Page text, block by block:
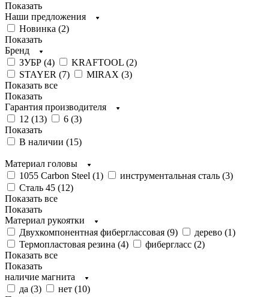
Показать
Наши предложения
Новинка (2)
Показать
Бренд
ЗУБР (4) KRAFTOOL (2)
STAYER (7) MIRAX (3)
Показать все
Показать
Гарантия производителя
12 (13) 6 (3)
Показать
В наличии (15)
Материал головы
1055 Carbon Steel (1) инструментальная сталь (3)
Сталь 45 (12)
Показать все
Показать
Материал рукоятки
Двухкомпонентная фиберглассовая (9) дерево (1)
Термопластовая резина (4) фибергласс (2)
Показать все
Показать
наличие магнита
да (3) нет (10)